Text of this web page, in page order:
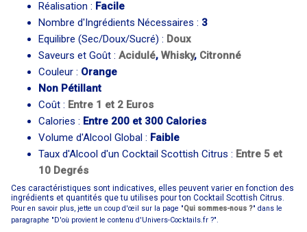
Réalisation : Facile
Nombre d'Ingrédients Nécessaires : 3
Equilibre (Sec/Doux/Sucré) : Doux
Saveurs et Goût : Acidulé, Whisky, Citronné
Couleur : Orange
Non Pétillant
Coût : Entre 1 et 2 Euros
Calories : Entre 200 et 300 Calories
Volume d'Alcool Global : Faible
Taux d'Alcool d'un Cocktail Scottish Citrus : Entre 5 et
10 Degrés
Ces caractéristiques sont indicatives, elles peuvent varier en fonction des
ingrédients et quantités que tu utilises pour ton Cocktail Scottish Citrus.
Pour en savoir plus, jette un coup d'œil sur la page "Qui sommes-nous ?" dans le
paragraphe "D'où provient le contenu d'Univers-Cocktails.fr ?".